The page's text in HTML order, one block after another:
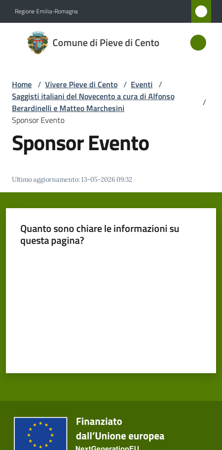
Regione Emilia-Romagna
Comune di Pieve di Cento
Comune
di Pieve
Amministrazione
Novità
di
Cento
Menu selezionato
Home / Vivere Pieve di Cento / Eventi /
Saggisti italiani del Novecento a cura di Alfonso
Berardinelli e Matteo Marchesini
/
Sponsor Evento
Sponsor Evento
Ultimo aggiornamento:13-05-2026 09:32
Quanto sono chiare le informazioni su
questa pagina?